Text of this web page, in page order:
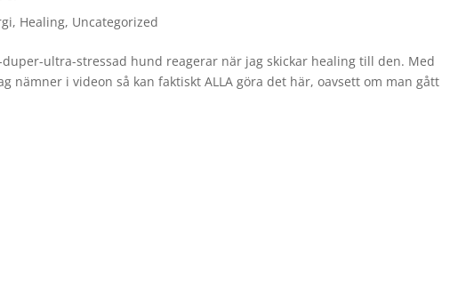
, Healing, Uncategorized
ultra-stressad hund reagerar när jag skickar healing till den. Med
nämner i videon så kan faktiskt ALLA göra det här, oavsett om man gått